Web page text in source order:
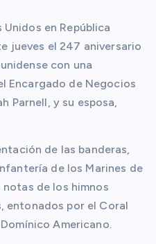
en República
jueves el 247 aniversario
con una
Encargado de Negocios
Parnell, y su esposa,
de las banderas,
de los Marines de
notas de los himnos
entonados por el Coral
Americano.